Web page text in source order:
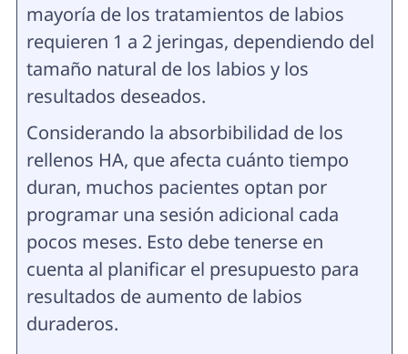
mayoría de los tratamientos de labios
requieren 1 a 2 jeringas, dependiendo del
tamaño natural de los labios y los
resultados deseados.
Considerando la absorbibilidad de los
rellenos HA, que afecta cuánto tiempo
duran, muchos pacientes optan por
programar una sesión adicional cada
pocos meses. Esto debe tenerse en
cuenta al planificar el presupuesto para
resultados de aumento de labios
duraderos.